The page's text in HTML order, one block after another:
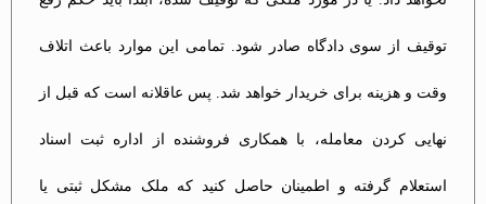
توقیف از سوی دادگاه صادر شود. تمامی این موارد باعث اتلاف
وقت و هزینه برای خریدار خواهد شد. پس عاقلانه است که قبل از
نهایی کردن معامله، با همکاری فروشنده از اداره ثبت اسناد
استعلام گرفته و اطمینان حاصل کنید که ملک مشکل ثبتی یا